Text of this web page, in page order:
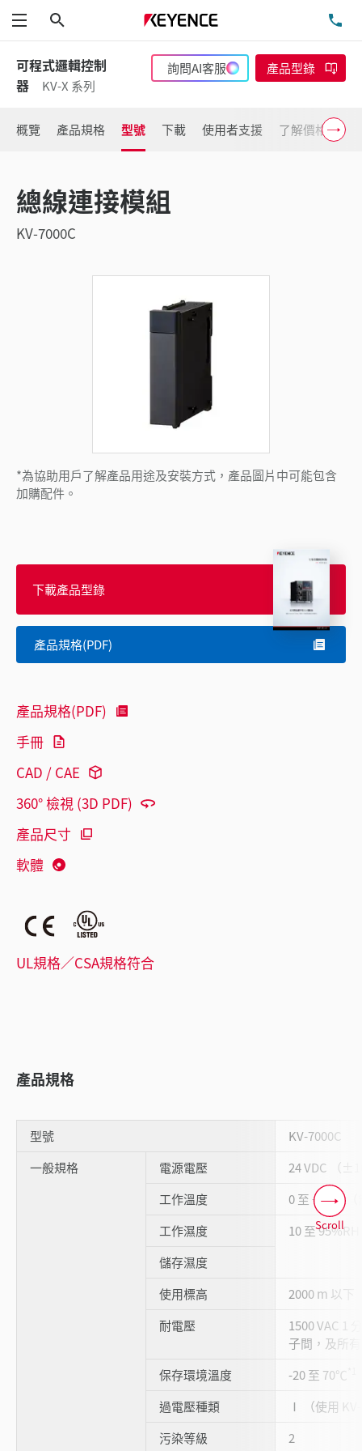
功能表
可程式邏輯控制
器
KV-X 系列
詢問AI客服 產品型錄
概覽 產品規格 型號 下載 使用者支援 了解價格
總線連接模組
KV-7000C
*為協助用戶了解產品用途及安裝方式，產品圖片中可能包含
加購配件。
下載產品型錄
產品規格(PDF)
產品規格(PDF)
手冊
CAD / CAE
360° 檢視 (3D PDF)
產品尺寸
軟體
UL規格／CSA規格符合
產品規格
型號
KV-7000C
一般規格
電源電壓
24 VDC （
工作溫度
0 至 +50℃ （
工作濕度
10 至
儲存濕度
使用標高
2000 m 以下
耐電壓
1500 VAC 1
子間，及所
保存環境溫度
-20 至 70℃
過電壓種類
Ⅰ （使用
污染等級
2
Scroll